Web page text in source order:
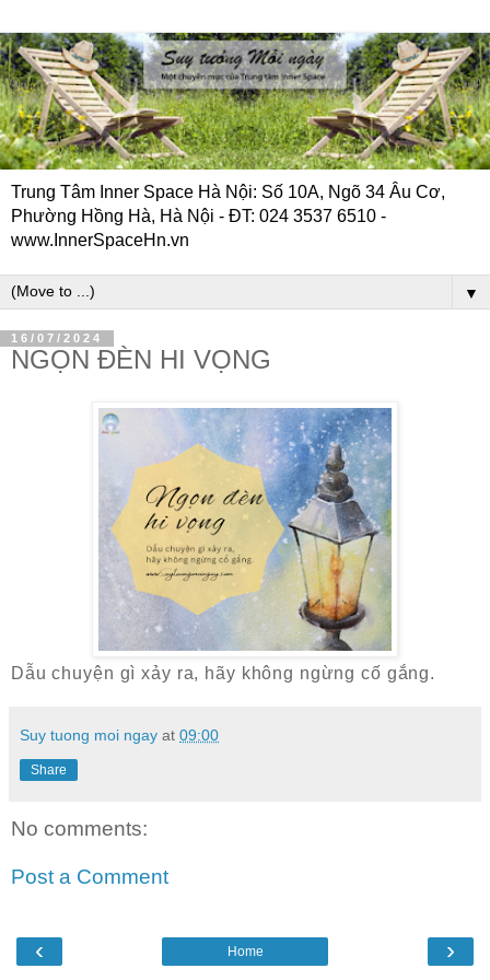
Trung Tâm Inner Space Hà Nội: Số 10A, Ngõ 34 Âu Cơ,
Phường Hồng Hà, Hà Nội - ĐT: 024 3537 6510 -
www.InnerSpaceHn.vn
▼
16/07/2024
NGỌN ĐÈN HI VỌNG
Dẫu chuyện gì xảy ra, hãy không ngừng cố gắng.
Suy tuong moi ngay at 09:00
Share
No comments:
Post a Comment
‹ ›
Home